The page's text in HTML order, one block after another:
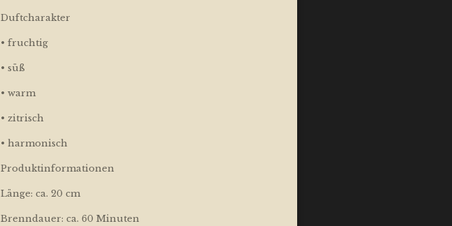
Duftcharakter
• fruchtig
• süß
• warm
• zitrisch
• harmonisch
Produktinformationen
Länge: ca. 20 cm
Brenndauer: ca. 60 Minuten